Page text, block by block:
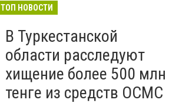
«Әділет» объединила
регионов на форуме
цифровых инициатив
КУРУЛТАЙ 2026
17:22
ТОП НОВОСТИ
В Туркестанской
области расследуют
хищение более 500 млн
тенге из средств ОСМС